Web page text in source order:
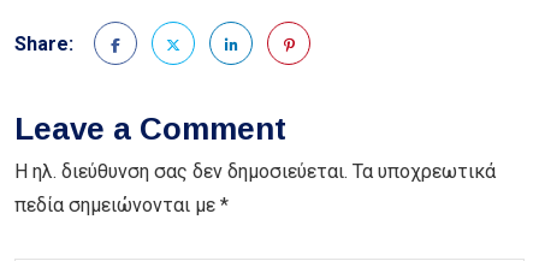
Share:
Leave a Comment
Η ηλ. διεύθυνση σας δεν δημοσιεύεται. Τα υποχρεωτικά
πεδία σημειώνονται με *